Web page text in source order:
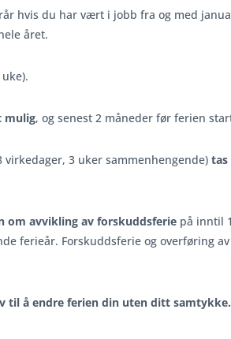
hvis du har vært i jobb fra og med
året.
uke).
mulig, og senest 2 måneder før ferien
virkedager, 3 uker sammenhengende)tas
om avvikling av forskuddsferie på inntil
ferieår. Forskuddsferie og overføring
til å endre ferien din uten ditt samtykke.